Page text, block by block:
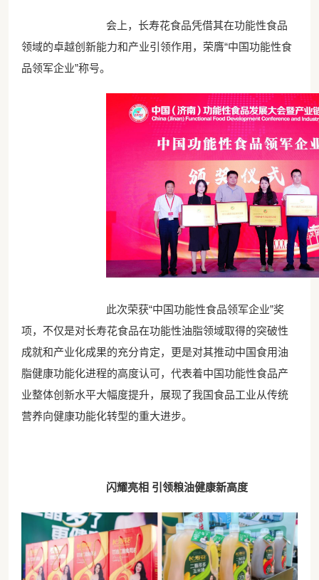
会上，长寿花食品凭借其在功能性食品
领域的卓越创新能力和产业引领作用，荣膺“中国功能性食
品领军企业”称号。
此次荣获“中国功能性食品领军企业”奖
项，不仅是对长寿花食品在功能性油脂领域取得的突破性
成就和产业化成果的充分肯定，更是对其推动中国食用油
脂健康功能化进程的高度认可，代表着中国功能性食品产
业整体创新水平大幅度提升，展现了我国食品工业从传统
营养向健康功能化转型的重大进步。
闪耀亮相 引领粮油健康新高度